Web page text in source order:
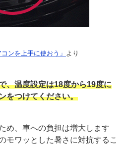
ンを上手に使おう」 より
、温度設定は18度から19度に
をつけてください。
め、車への負担は増大します
モワッとした暑さに対抗するこ